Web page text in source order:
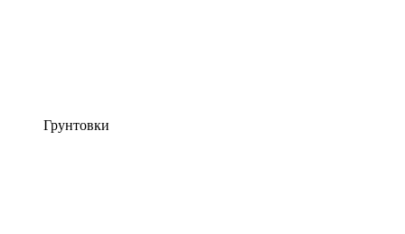
Грунтовки